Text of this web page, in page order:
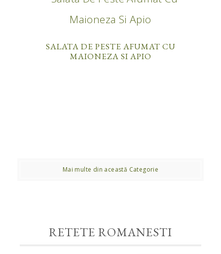
SALATA DE PESTE AFUMAT CU
MAIONEZA SI APIO
Mai multe din această Categorie
RETETE ROMANESTI